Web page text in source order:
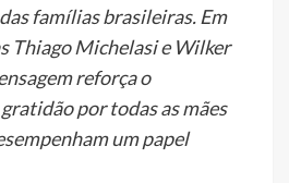
famílias brasileiras. Em
Thiago Michelasi e Wilker
reforça o
por todas as mães
um papel